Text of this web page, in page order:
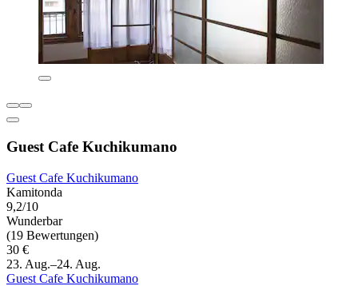
Guest Cafe Kuchikumano
Guest Cafe Kuchikumano
Kamitonda
9,2/10
Wunderbar
(19 Bewertungen)
30 €
23. Aug.–24. Aug.
Guest Cafe Kuchikumano